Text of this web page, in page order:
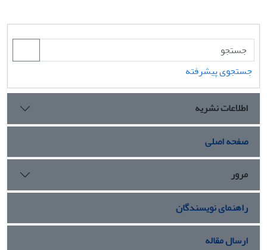
جستجوی پیشرفته
اطلاعات نشریه
صفحه اصلی
مرور
راهنمای نویسندگان
ارسال مقاله